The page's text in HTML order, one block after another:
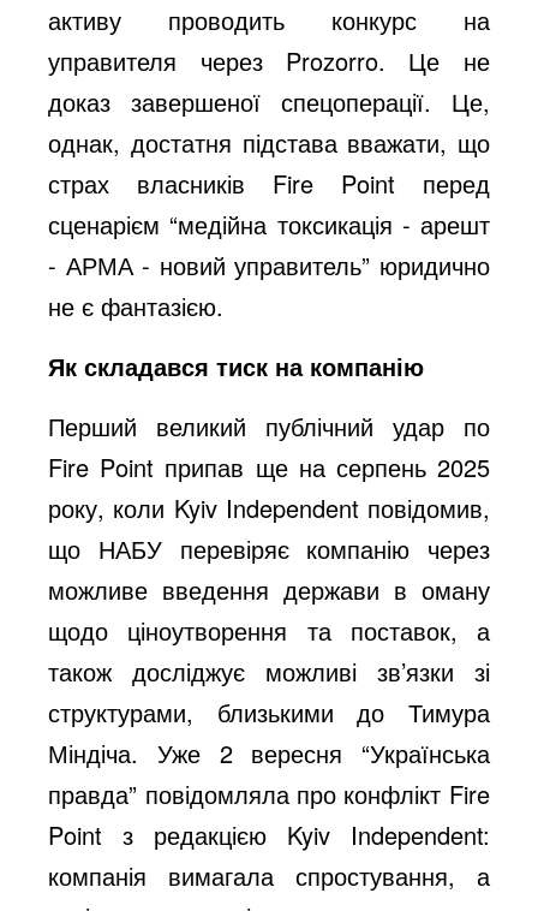
активу проводить конкурс на
управителя через Prozorro. Це не
доказ завершеної спецоперації. Це,
однак, достатня підстава вважати, що
страх власників Fire Point перед
сценарієм “медійна токсикація - арешт
- АРМА - новий управитель” юридично
не є фантазією.
Як складався тиск на компанію
Перший великий публічний удар по
Fire Point припав ще на серпень 2025
року, коли Kyiv Independent повідомив,
що НАБУ перевіряє компанію через
можливе введення держави в оману
щодо ціноутворення та поставок, а
також досліджує можливі зв’язки зі
структурами, близькими до Тимура
Міндіча. Уже 2 вересня “Українська
правда” повідомляла про конфлікт Fire
Point з редакцією Kyiv Independent:
компанія вимагала спростування, а